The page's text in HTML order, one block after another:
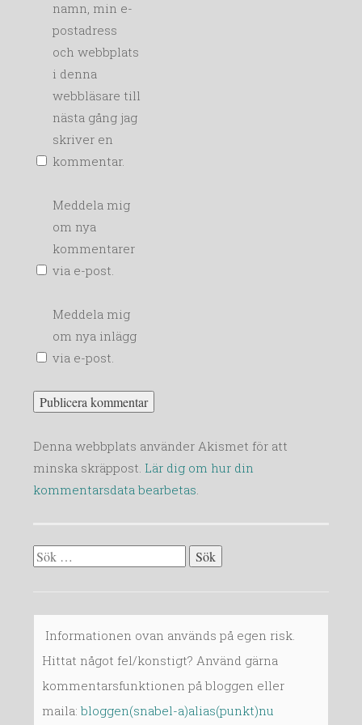
namn, min e-
postadress
och webbplats
i denna
webbläsare till
nästa gång jag
skriver en
kommentar.
Meddela mig
om nya
kommentarer
via e-post.
Meddela mig
om nya inlägg
via e-post.
Denna webbplats använder Akismet för att
minska skräppost. Lär dig om hur din
kommentarsdata bearbetas.
Sök
Informationen ovan används på egen risk.
Hittat något fel/konstigt? Använd gärna
kommentarsfunktionen på bloggen eller
maila: bloggen(snabel-a)alias(punkt)nu